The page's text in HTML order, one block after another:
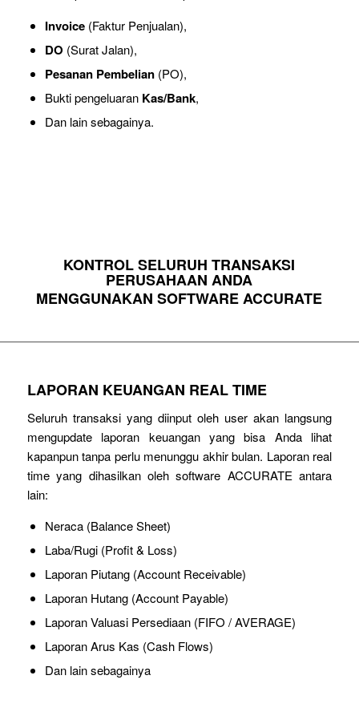
Invoice(Faktur Penjualan),
DO (Surat Jalan),
Pesanan Pembelian(PO),
Bukti pengeluaran Kas/Bank,
Dan lain sebagainya.
KONTROL SELURUH TRANSAKSI
PERUSAHAAN ANDA
MENGGUNAKAN SOFTWARE ACCURATE
LAPORAN KEUANGAN REAL TIME
Seluruh transaksi yang diinput oleh user akan langsung
mengupdate laporan keuangan yang bisa Anda lihat
kapanpun tanpa perlu menunggu akhir bulan. Laporan real
time yang dihasilkan oleh software ACCURATE antara
lain:
Neraca (Balance Sheet)
Laba/Rugi (Profit & Loss)
Laporan Piutang (Account Receivable)
Laporan Hutang (Account Payable)
Laporan Valuasi Persediaan (FIFO / AVERAGE)
Laporan Arus Kas (Cash Flows)
Dan lain sebagainya